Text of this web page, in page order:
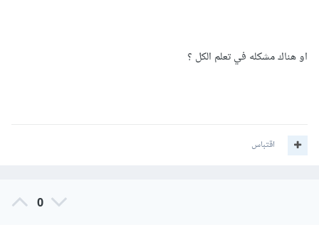
او هناك مشكله في تعلم الكل ؟
اقتباس
0